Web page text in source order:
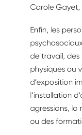
Carole Gayet,
Enfin, les
de travail,
physiques ou
d’exposition
l’installation
agressions, la
ou des